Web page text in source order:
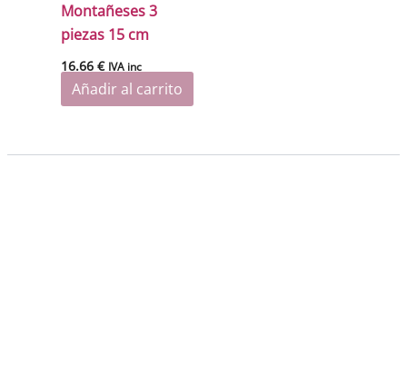
Montañeses 3
piezas 15 cm
16.66€ IVA inc
Añadir al carrito